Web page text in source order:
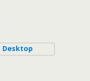
Desktop